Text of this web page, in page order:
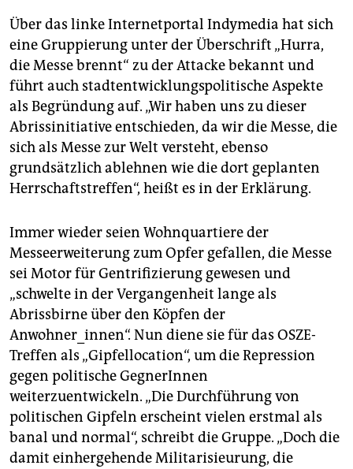
Über das linke Internetportal Indymedia hat sich
eine Gruppierung unter der Überschrift „Hurra,
die Messe brennt“ zu der Attacke bekannt und
führt auch stadtentwicklungspolitische Aspekte
als Begründung auf. „Wir haben uns zu dieser
Abrissinitiative entschieden, da wir die Messe, die
sich als Messe zur Welt versteht, ebenso
grundsätzlich ablehnen wie die dort geplanten
Herrschaftstreffen“, heißt es in der Erklärung.
Immer wieder seien Wohnquartiere der
Messeerweiterung zum Opfer gefallen, die Messe
sei Motor für Gentrifizierung gewesen und
„schwelte in der Vergangenheit lange als
Abrissbirne über den Köpfen der
Anwohner_innen“. Nun diene sie für das OSZE-
Treffen als „Gipfellocation“, um die Repression
gegen politische GegnerInnen
weiterzuentwickeln. „Die Durchführung von
politischen Gipfeln erscheint vielen erstmal als
banal und normal“, schreibt die Gruppe. „Doch die
damit einhergehende Militarisieurung, die